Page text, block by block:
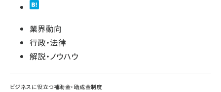
業界動向
行政・法律
解説・ノウハウ
ビジネスに役立つ補助金・助成金制度